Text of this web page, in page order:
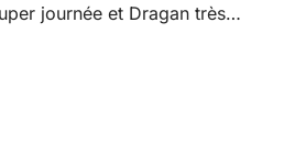
journée et Dragan très